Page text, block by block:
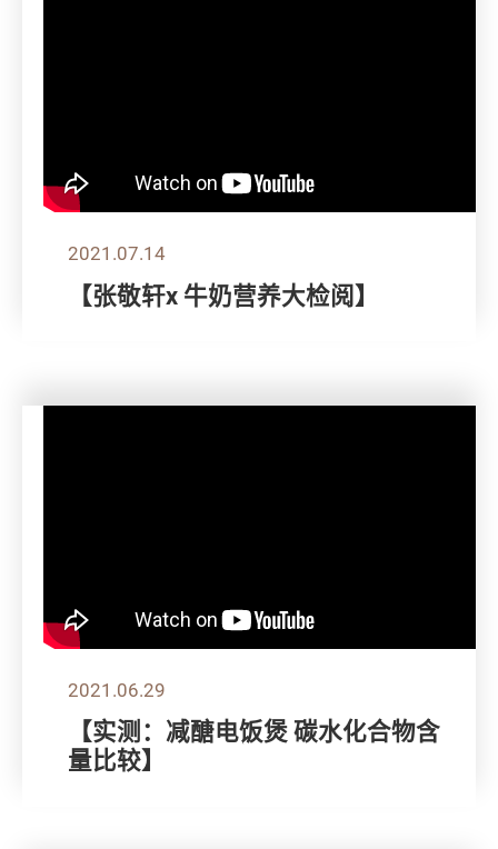
2021.07.14
【张敬轩x 牛奶营养大检阅】
2021.06.29
【实测：减醣电饭煲 碳水化合物含
量比较】